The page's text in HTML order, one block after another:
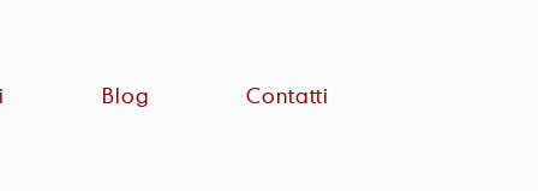
Blog Contatti